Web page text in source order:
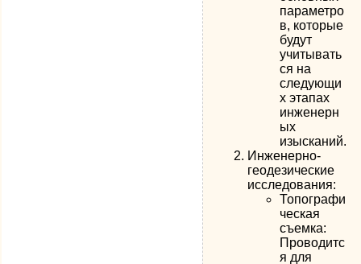
параметро
в, которые
будут
учитывать
ся на
следующи
х этапах
инженерн
ых
изысканий.
Инженерно-
геодезические
исследования:
Топографи
ческая
съемка:
Проводитс
я для